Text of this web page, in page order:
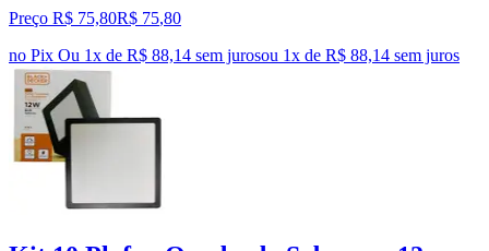
Preço R$ 75,80R$ 75,80
no Pix Ou 1x de R$ 88,14 sem jurosou 1x de R$ 88,14 sem juros